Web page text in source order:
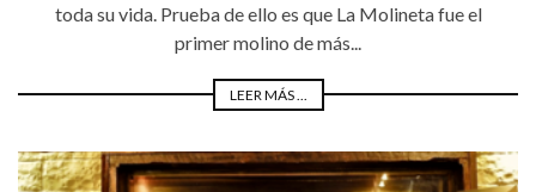
toda su vida. Prueba de ello es que La Molineta fue el
primer molino de más...
LEER MÁS ...